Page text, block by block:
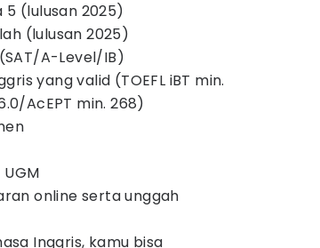
5 (lulusan 2025)
(lulusan 2025)
A-Level/IB)
yang valid (TOEFL iBT min.
AcEPT min. 268)
online serta unggah
Inggris, kamu bisa